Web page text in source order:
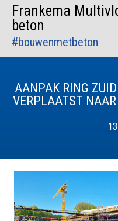
Frankema
beton
#bouwenmetbeton
AANPAK RING
VERPLAATST